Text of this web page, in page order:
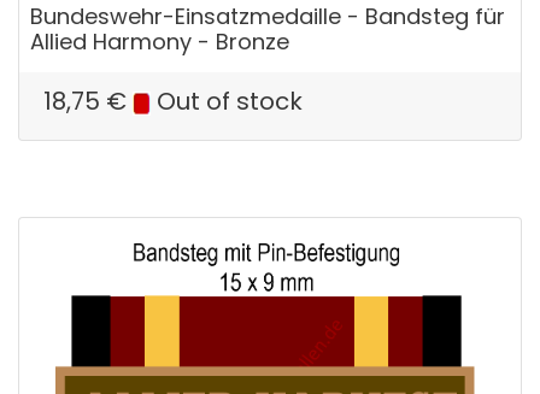
Bundeswehr-Einsatzmedaille - Bandsteg für
Allied Harmony - Bronze
18,75 € Out of stock